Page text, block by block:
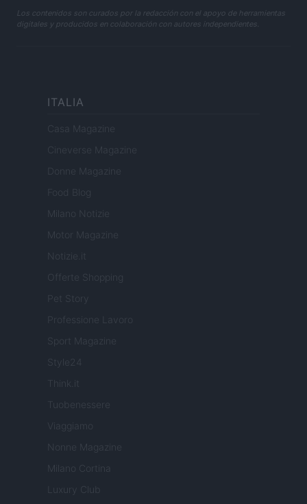
Los contenidos son curados por la redacción con el apoyo de herramientas
digitales y producidos en colaboración con autores independientes.
ITALIA
Casa Magazine
Cineverse Magazine
Donne Magazine
Food Blog
Milano Notizie
Motor Magazine
Notizie.it
Offerte Shopping
Professione Lavoro
Sport Magazine
Style24
Think.it
Tuobenessere
Viaggiamo
Nonne Magazine
Milano Cortina
Luxury Club